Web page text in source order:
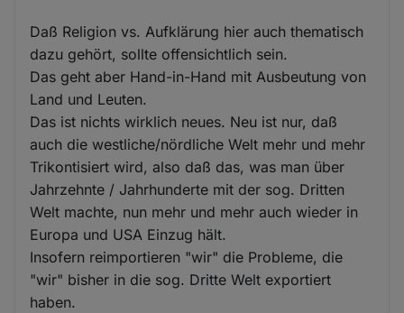
Daß Religion vs. Aufklärung hier auch thematisch
dazu gehört, sollte offensichtlich sein.
Das geht aber Hand-in-Hand mit Ausbeutung von
Land und Leuten.
Das ist nichts wirklich neues. Neu ist nur, daß
auch die westliche/nördliche Welt mehr und mehr
Trikontisiert wird, also daß das, was man über
Jahrzehnte / Jahrhunderte mit der sog. Dritten
Welt machte, nun mehr und mehr auch wieder in
Europa und USA Einzug hält.
Insofern reimportieren "wir" die Probleme, die
"wir" bisher in die sog. Dritte Welt exportiert
haben.